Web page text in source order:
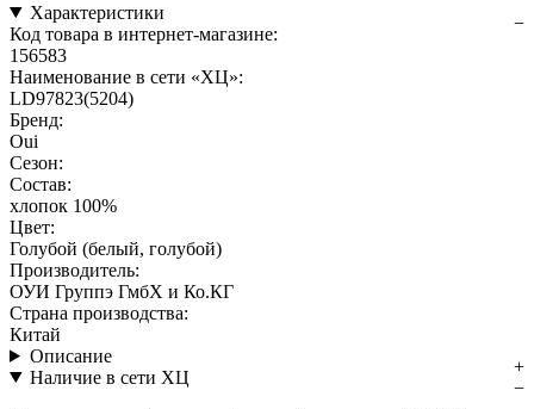
Характеристики
Код товара в интернет-магазине:
156583
Наименование в сети «ХЦ»:
LD97823(5204)
Бренд:
Oui
Сезон:
Состав:
хлопок 100%
Цвет:
Голубой (белый, голубой)
Производитель:
ОУИ Группэ ГмбХ и Ко.КГ
Страна производства:
Китай
Описание
Наличие в сети ХЦ